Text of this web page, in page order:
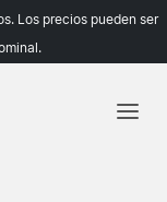
Los precios pueden ser